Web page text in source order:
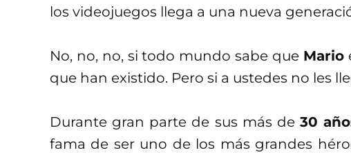
los videojuegos llega a una nueva
No, no, no, si todo mundo sabe que Mario
que han existido. Pero si a ustedes no les
Durante gran parte de sus más de 30
fama de ser uno de los más grandes